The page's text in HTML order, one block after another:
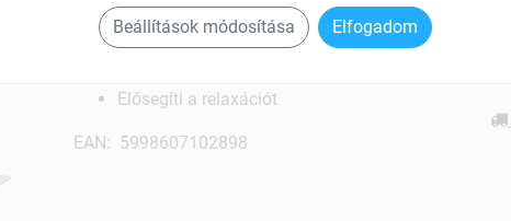
Stresszoldó hatású
Hozzájárul a normál idegállapot
Elősegíti a relaxációt
EAN: 5998607102898
Beállítások módosítása Elfogadom